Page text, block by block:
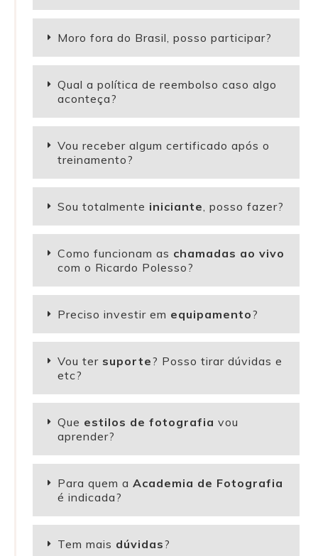
Moro fora do Brasil, posso participar?
Qual a política de reembolso caso algo
aconteça?
Vou receber algum certificado após o
treinamento?
Sou totalmente iniciante , posso fazer?
Como funcionam as chamadas ao vivo
com o Ricardo Polesso?
Preciso investir em equipamento?
Vou ter suporte? Posso tirar dúvidas e
etc?
Que estilos de fotografia vou
aprender?
Para quem a Academia de Fotografia
é indicada?
Tem mais dúvidas?